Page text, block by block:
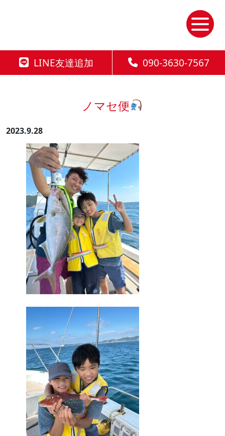
LINE友達追加 090-3630-7567
ノマセ便
2023.9.28